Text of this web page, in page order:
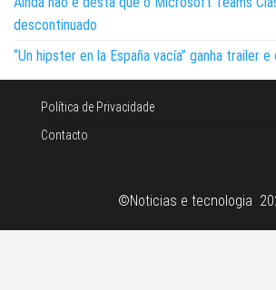
descontinuado
“Un hipster en la España vacía” ganha trailer
Política de Privacidade
Contacto
©Noticias e tecnologia